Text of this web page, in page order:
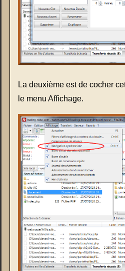
La deuxième est de cocher
le menu Affichage.